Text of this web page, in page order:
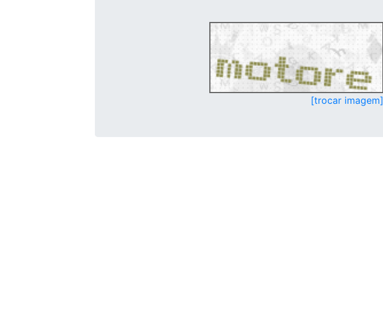
[trocar imagem]